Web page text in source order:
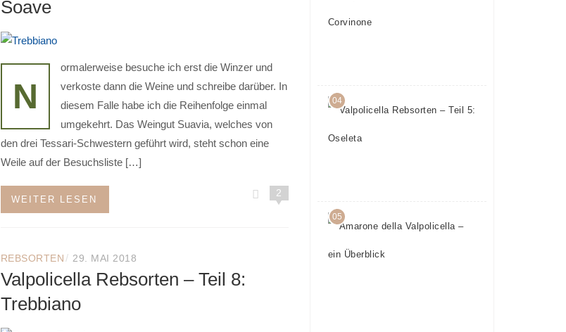
Soave
N
ormalerweise besuche ich erst die Winzer und
verkoste dann die Weine und schreibe darüber. In
diesem Falle habe ich die Reihenfolge einmal
umgekehrt. Das Weingut Suavia, welches von
den drei Tessari-Schwestern geführt wird, steht schon eine
Weile auf der Besuchsliste […]
WEITER LESEN
2
REBSORTEN / 29. MAI 2018
Valpolicella Rebsorten – Teil 8:
Trebbiano
04
05